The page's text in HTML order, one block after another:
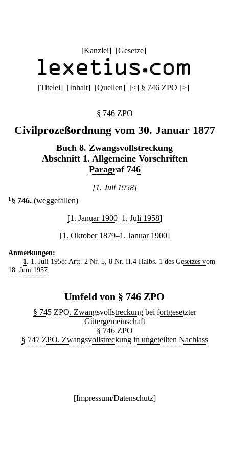
[Kanzlei] [Gesetze]
[Titelei] [Inhalt] [Quellen] [<] § 746 ZPO [>]
§ 746 ZPO
Civilprozeßordnung vom 30. Januar 1877
Buch 8. Zwangsvollstreckung
Abschnitt 1. Allgemeine Vorschriften
Paragraf 746
[1. Juli 1958]
1 § 746. (weggefallen)
[1. Januar 1900–1. Juli 1958]
[1. Oktober 1879–1. Januar 1900]
Anmerkungen:
1
. 1. Juli 1958: Artt. 2 Nr. 5, 8 Nr. II.4 Halbs. 1 des Gesetzes vom
18. Juni 1957
Umfeld von § 746 ZPO
§ 745 ZPO. Zwangsvollstreckung bei fortgesetzter
Gütergemeinschaft
§ 746 ZPO
§ 747 ZPO. Zwangsvollstreckung in ungeteilten Nachlass
[Impressum/Datenschutz]